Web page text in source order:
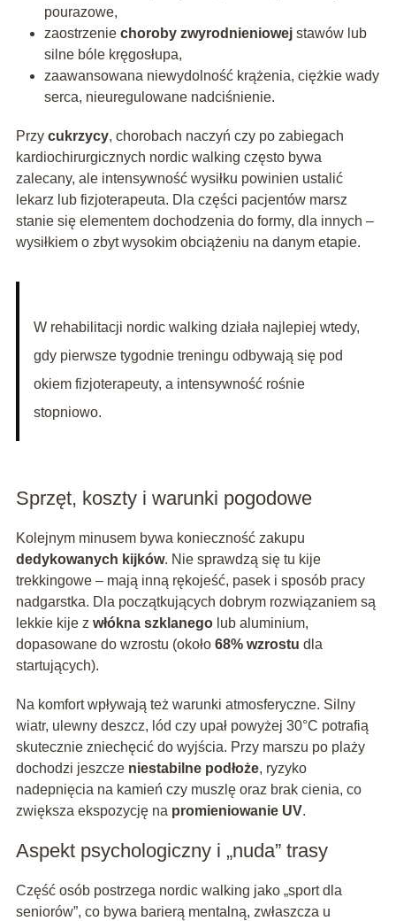
pourazowe,
zaostrzenie choroby zwyrodnieniowejstawów lub
silne bóle kręgosłupa,
zaawansowana niewydolność krążenia, ciężkie wady
serca, nieuregulowane nadciśnienie.
Przy cukrzycy, chorobach naczyń czy po zabiegach
kardiochirurgicznych nordic walking często bywa
zalecany, ale intensywność wysiłku powinien ustalić
lekarz lub fizjoterapeuta. Dla części pacjentów marsz
stanie się elementem dochodzenia do formy, dla innych –
wysiłkiem o zbyt wysokim obciążeniu na danym etapie.
W rehabilitacji nordic walking działa najlepiej wtedy,
gdy pierwsze tygodnie treningu odbywają się pod
okiem fizjoterapeuty, a intensywność rośnie
stopniowo.
Sprzęt, koszty i warunki pogodowe
Kolejnym minusem bywa konieczność zakupu
dedykowanych kijków. Nie sprawdzą się tu kije
trekkingowe – mają inną rękojeść, pasek i sposób pracy
nadgarstka. Dla początkujących dobrym rozwiązaniem są
lekkie kije z włókna szklanegolub aluminium,
dopasowane do wzrostu (około 68% wzrostu dla
startujących).
Na komfort wpływają też warunki atmosferyczne. Silny
wiatr, ulewny deszcz, lód czy upał powyżej 30°C potrafią
skutecznie zniechęcić do wyjścia. Przy marszu po plaży
dochodzi jeszcze niestabilne podłoże, ryzyko
nadepnięcia na kamień czy muszlę oraz brak cienia, co
zwiększa ekspozycję na promieniowanie UV.
Aspekt psychologiczny i „nuda” trasy
Część osób postrzega nordic walking jako „sport dla
seniorów”, co bywa barierą mentalną, zwłaszcza u